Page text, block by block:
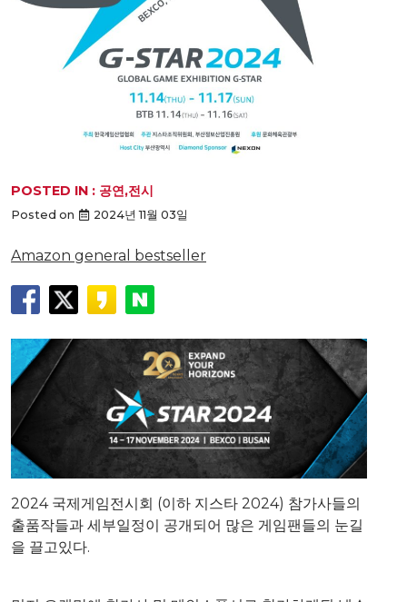
POSTED IN : 공연,전시
Posted on 2024년 11월 03일
Amazon general bestseller
2024 국제게임전시회 (이하 지스타 2024) 참가사들의
출품작들과 세부일정이 공개되어 많은 게임팬들의 눈길
을 끌고있다.